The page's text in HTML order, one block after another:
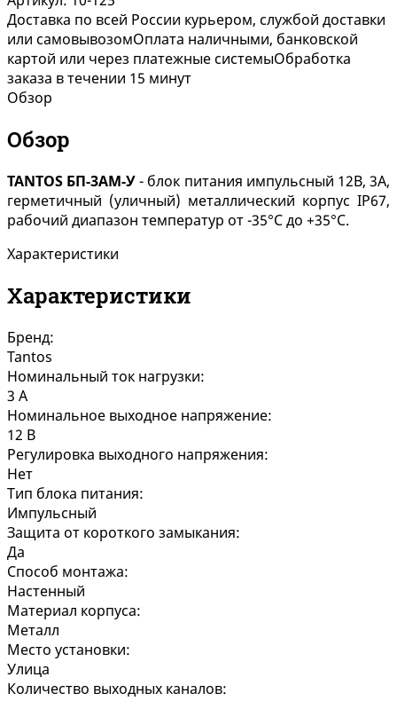
Доставка по всей России курьером, службой доставки
или самовывозомОплата наличными, банковской
картой или через платежные системыОбработка
заказа в течении 15 минут
Обзор
Обзор
TANTOS БП-3АМ-У- блок питания импульсный 12В, 3А,
герметичный (уличный) металлический корпус IP67,
рабочий диапазон температур от -35°C до +35°C.
Характеристики
Характеристики
Бренд:
Tantos
Номинальный ток нагрузки:
3 А
Номинальное выходное напряжение:
12 В
Регулировка выходного напряжения:
Нет
Тип блока питания:
Импульсный
Защита от короткого замыкания:
Да
Способ монтажа:
Настенный
Материал корпуса:
Металл
Место установки:
Улица
Количество выходных каналов: